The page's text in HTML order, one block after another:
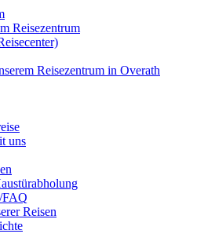
Reisezentrum
Reisezentrum in Overath
uns
FAQ
Reisen